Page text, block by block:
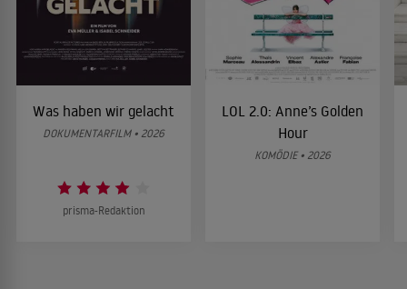
Was haben wir gelacht
DOKUMENTARFILM • 2026
prisma-Redaktion
LOL 2.0: Anne’s Golden
Hour
KOMÖDIE • 2026